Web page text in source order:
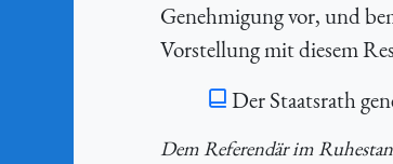
Genehmigung vor, und
Vorstellung mit diesem
Der Staatsrath
Dem Referendär im